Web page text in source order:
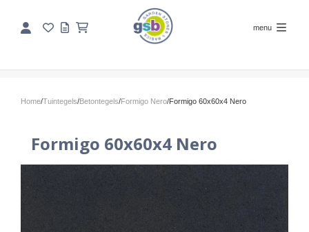
menu
Home/Tuintegels/Betontegels/Formigo Nero/Formigo 60x60x4 Nero
Formigo 60x60x4 Nero